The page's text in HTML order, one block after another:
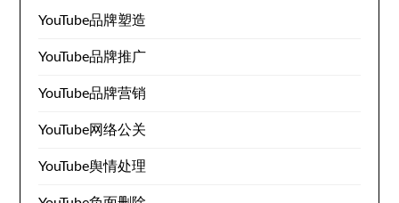
YouTube品牌塑造
YouTube品牌推广
YouTube品牌营销
YouTube网络公关
YouTube舆情处理